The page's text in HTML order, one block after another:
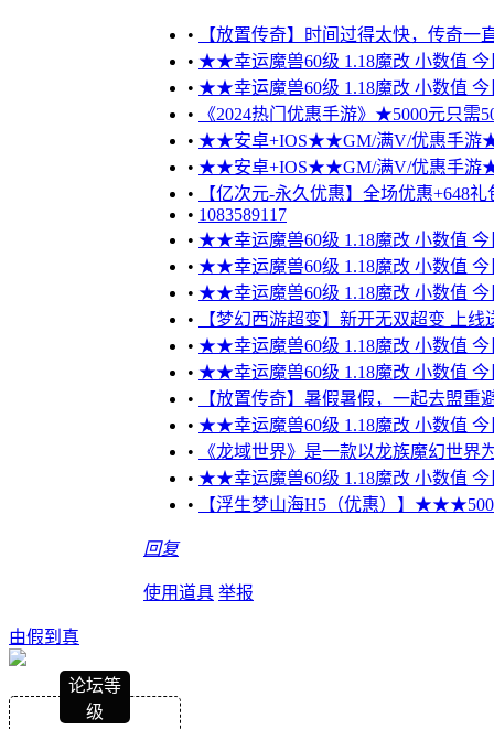
•
【放置传奇】时间过得太快，传奇一
• ★★幸运魔兽60级 1.18魔改 小数值
• ★★幸运魔兽60级 1.18魔改 小数值
•
《2024热门优惠手游》★5000元只
• ★★安卓+IOS★★GM/满V/优惠手游
• ★★安卓+IOS★★GM/满V/优惠手游
•
【亿次元-永久优惠】全场优惠+648
• 1083589117
• ★★幸运魔兽60级 1.18魔改 小数值
• ★★幸运魔兽60级 1.18魔改 小数值
• ★★幸运魔兽60级 1.18魔改 小数值
•
【梦幻西游超变】新开无双超变 上线
• ★★幸运魔兽60级 1.18魔改 小数值
• ★★幸运魔兽60级 1.18魔改 小数值
•
【放置传奇】暑假暑假，一起去盟重
• ★★幸运魔兽60级 1.18魔改 小数值
•
《龙域世界》是一款以龙族魔幻世
• ★★幸运魔兽60级 1.18魔改 小数值
•
【浮生梦山海H5（优惠）】
回复
使用道具 举报
由假到真
论坛等
级